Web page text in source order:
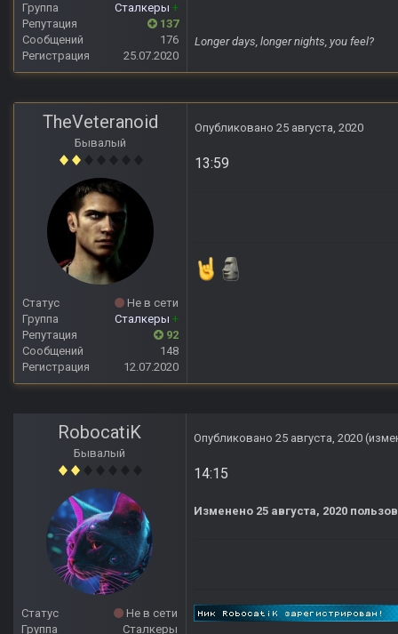
Группа
Сталкеры +
Репутация
137
Сообщений
176
Регистрация
25.07.2020
Longer days, longer nights, you feel?
TheVeteranoid
Бывалый
Статус
Не в сети
Группа
Сталкеры +
Репутация
92
Сообщений
148
Регистрация
12.07.2020
Опубликовано 25 августа, 2020
13:59
RobocatiK
Бывалый
Статус
Не в сети
Группа
Сталкеры
Опубликовано 25 августа, 2020
14:15
Изменено 25 августа, 2020